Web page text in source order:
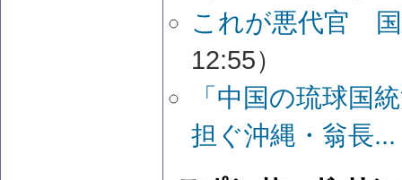
これが悪代官
12:55）
「中国の琉球国
担ぐ沖縄・翁長...